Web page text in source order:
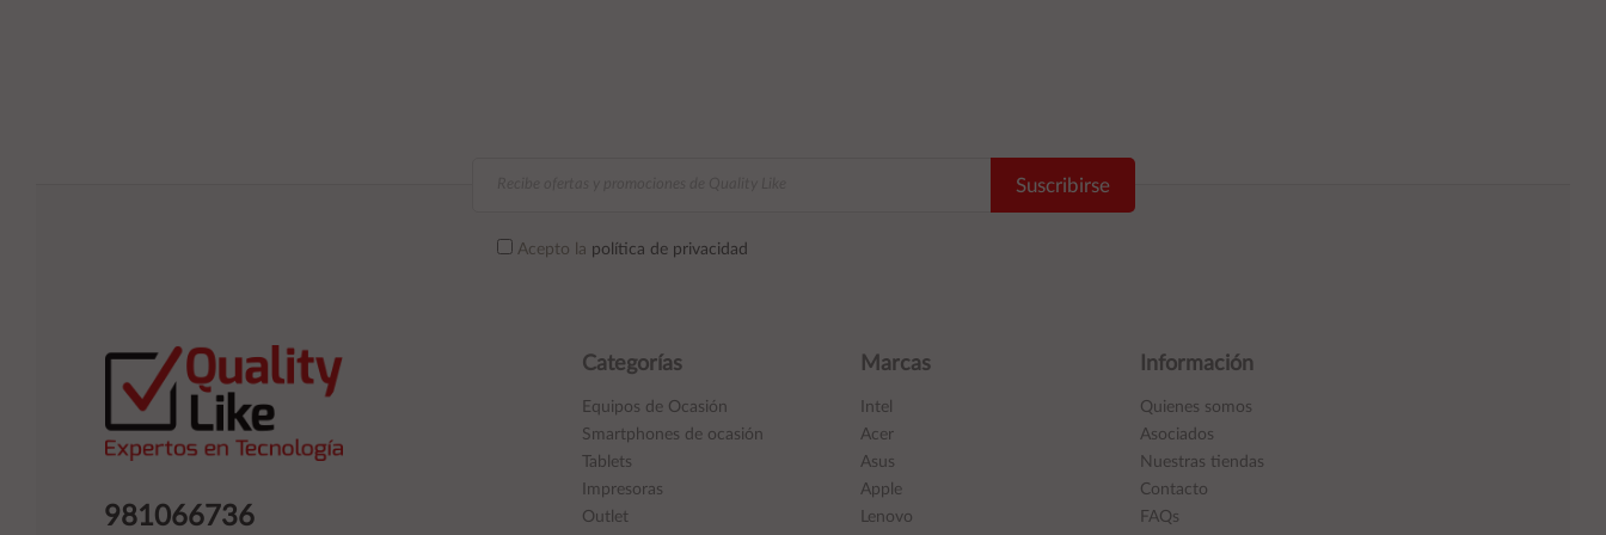
Suscribirse
Acepto la política de privacidad
981066736
Categorías
Equipos de Ocasión
Smartphones de ocasión
Tablets
Impresoras
Outlet
Marcas
Intel
Acer
Asus
Apple
Lenovo
Información
Quienes somos
Asociados
Nuestras tiendas
Contacto
FAQs